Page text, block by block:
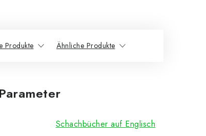
Produkte Ähnliche Produkte
Schachbücher auf Englisch